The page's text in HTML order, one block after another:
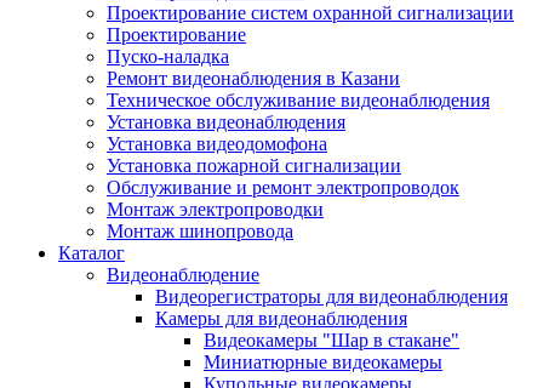
Проектирование систем охранной сигнализации
Проектирование
Пуско-наладка
Ремонт видеонаблюдения в Казани
Техническое обслуживание видеонаблюдения
Установка видеонаблюдения
Установка видеодомофона
Установка пожарной сигнализации
Обслуживание и ремонт электропроводок
Монтаж электропроводки
Монтаж шинопровода
Каталог
Видеонаблюдение
Видеорегистраторы для видеонаблюдения
Камеры для видеонаблюдения
Видеокамеры "Шар в стакане"
Миниатюрные видеокамеры
Купольные видеокамеры